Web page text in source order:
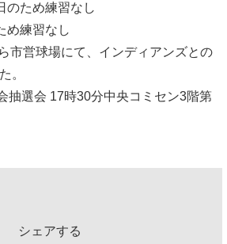
のため練習なし
め練習なし
市営球場にて、インディアンズとの
。
抽選会 17時30分中央コミセン3階第
シェアする